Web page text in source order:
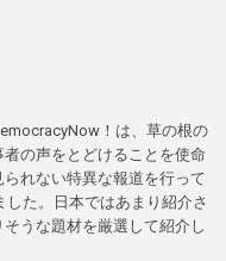
！は、草の根の
の声をとどけることを使命
れない特異な報道を行って
た。日本ではあまり紹介さ
うな題材を厳選して紹介し